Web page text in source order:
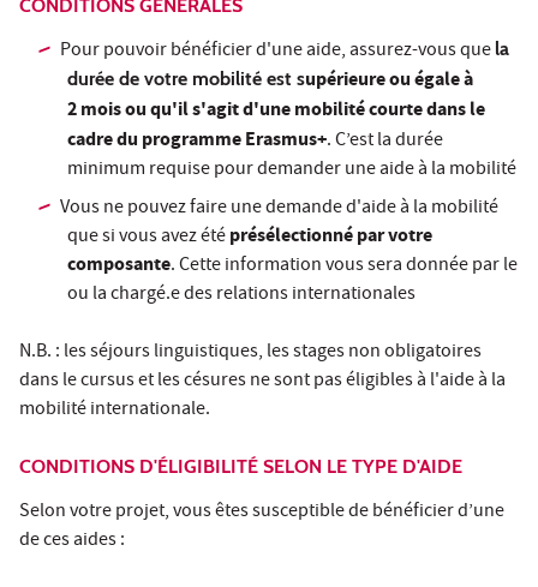
CONDITIONS GÉNÉRALES
Pour pouvoir bénéficier d'une aide, assurez-vous que la
durée de votre mobilité est supérieure ou égale à
2 mois ou qu'il s'agit d'une mobilité courte dans le
cadre du programme Erasmus+. C’est la durée
minimum requise pour demander une aide à la mobilité
Vous ne pouvez faire une demande d'aide à la mobilité
que si vous avez étéprésélectionné par votre
composante. Cette information vous sera donnée par le
ou la chargé.e des relations internationales
N.B. : les séjours linguistiques, les stages non obligatoires
dans le cursus et les césures ne sont pas éligibles à l'aide à la
mobilité internationale.
CONDITIONS D'ÉLIGIBILITÉ SELON LE TYPE D'AIDE
Selon votre projet, vous êtes susceptible de bénéficier d’une
de ces aides :